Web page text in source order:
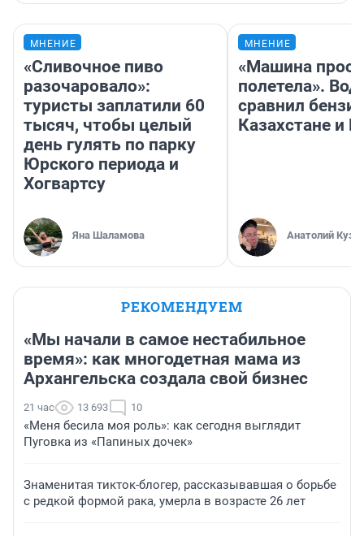
МНЕНИЕ
«Сливочное пиво
разочаровало»:
туристы заплатили 60
тысяч, чтобы целый
день гулять по парку
Юрского периода и
Хогвартсу
Яна Шаламова
МНЕНИЕ
«Машина
полетела».
сравнил
Казахстане и
Анатолий
РЕКОМЕНДУЕМ
«Мы начали в самое нестабильное
время»: как многодетная мама из
Архангельска создала свой бизнес
21 час 13 693 10
«Меня бесила моя роль»: как сегодня выглядит
Пуговка из «Папиных дочек»
Знаменитая тикток-блогер, рассказывавшая о борьбе
с редкой формой рака, умерла в возрасте 26 лет